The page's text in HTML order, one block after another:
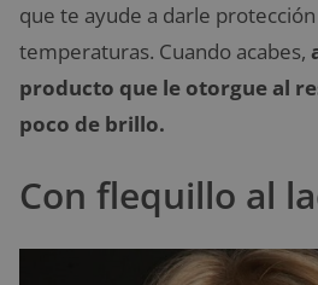
que te ayude a darle
temperaturas. Cuando acabes,
producto que le otorgue al
poco de brillo.
Con flequillo al